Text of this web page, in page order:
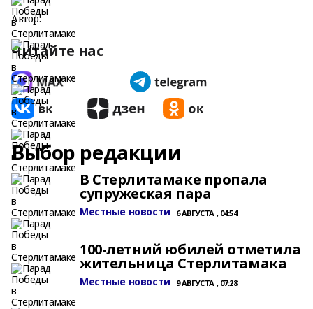
Автор:
Читайте нас
Выбор редакции
В Стерлитамаке пропала
супружеская пара
Местные новости 6 АВГУСТА , 04:54
100-летний юбилей отметила
жительница Стерлитамака
Местные новости 9 АВГУСТА , 07:28